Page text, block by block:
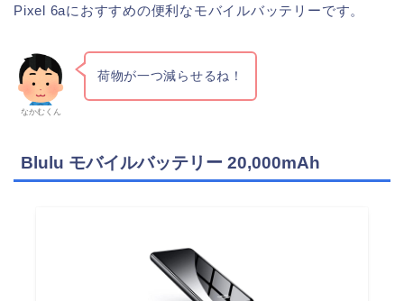
Pixel 6aにおすすめの便利なモバイルバッテリーです。
なかむくん
荷物が一つ減らせるね！
Blulu モバイルバッテリー 20,000mAh